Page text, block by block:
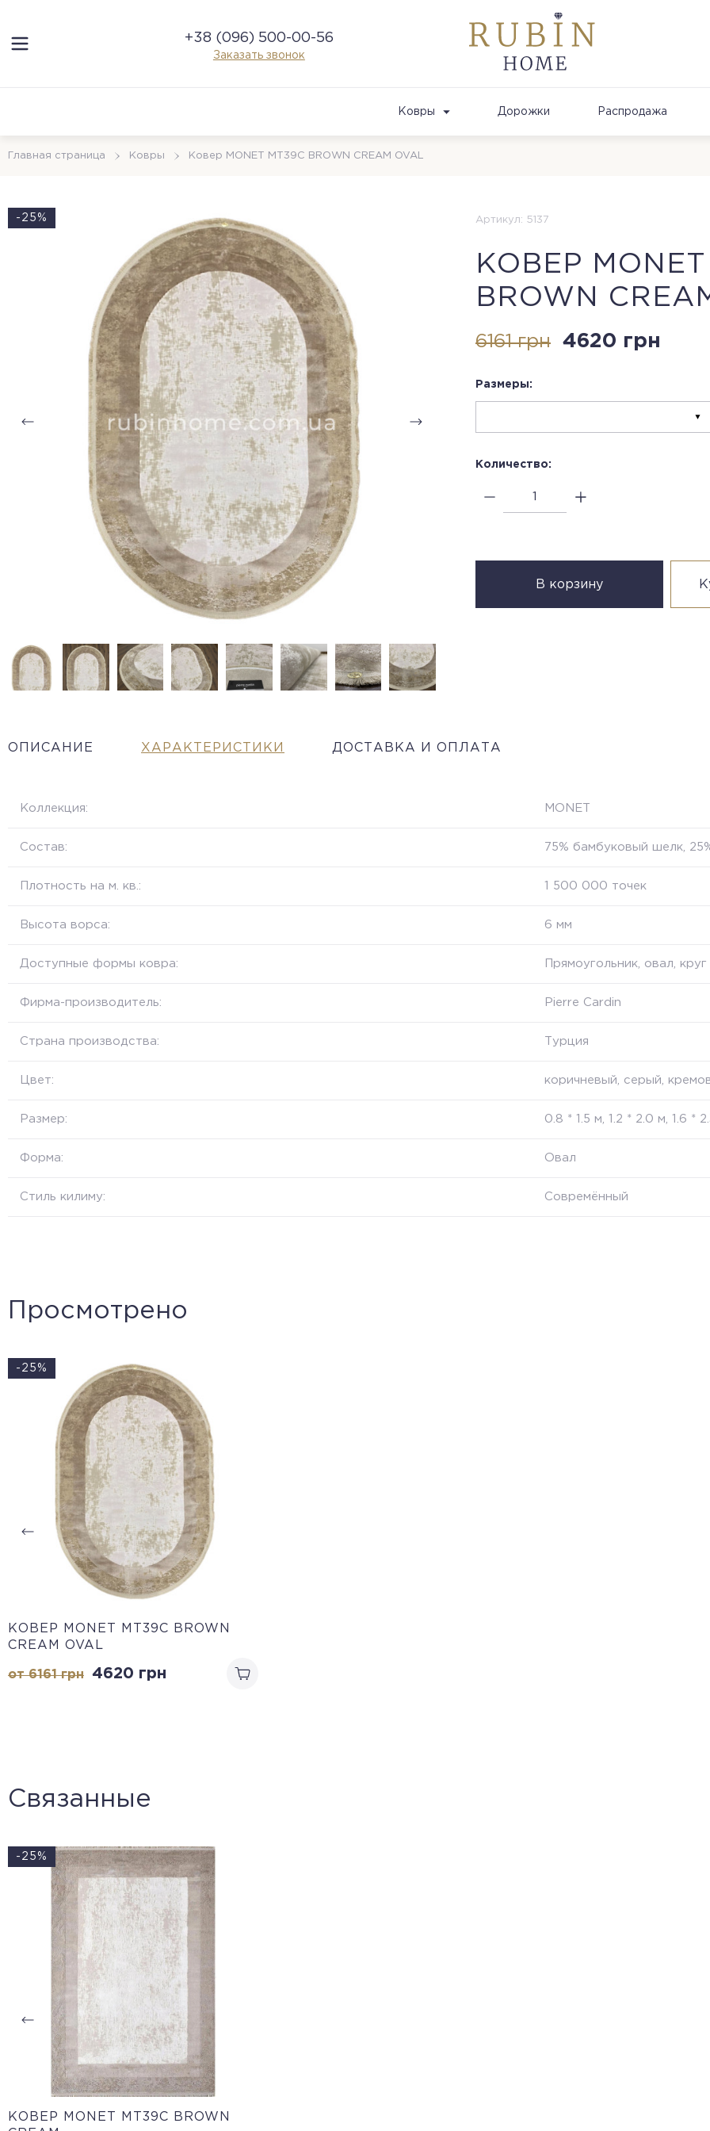
+38 (096) 500-00-56
Заказать звонок
Ковры Дорожки Распродажа
Главная страница Ковры Ковер MONET MT39C BROWN CREAM OVAL
-25% Артикул: 5137
КОВЕР MONET
BROWN
6161 грн 4620 грн
Размеры:
Количество:
В корзину
ОПИСАНИЕ ХАРАКТЕРИСТИКИ ДОСТАВКА И ОПЛАТА
Коллекция: MONET
Состав: 75% бамбуковый шелк,
Плотность на м. кв.: 1 500 000 точек
Высота ворса: 6 мм
Доступные формы ковра: Прямоугольник, овал, круг
Фирма-производитель: Pierre Cardin
Страна производства: Турция
Цвет: коричневый, серый,
Размер: 0.8 * 1.5 м, 1.2 * 2.0 м, 1.6 *
Форма: Овал
Стиль килиму: Совремённый
Просмотрено
-25%
КОВЕР MONET MT39C BROWN
CREAM OVAL
от 6161грн 4620 грн
Связанные
-25%
КОВЕР MONET MT39C BROWN